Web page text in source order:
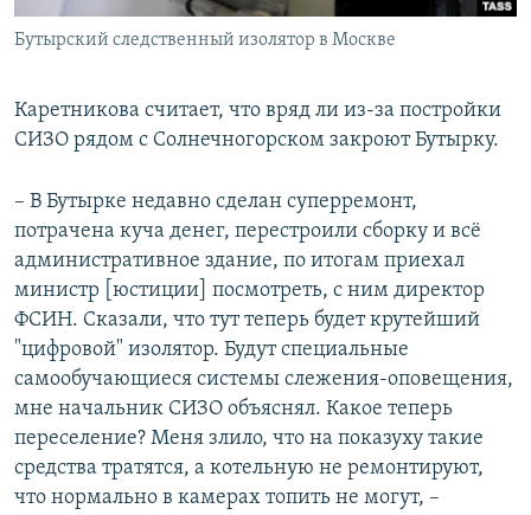
Бутырский следственный изолятор в Москве
Каретникова считает, что вряд ли из-за постройки
СИЗО рядом с Солнечногорском закроют Бутырку.
– В Бутырке недавно сделан суперремонт,
потрачена куча денег, перестроили сборку и всё
административное здание, по итогам приехал
министр [юстиции] посмотреть, с ним директор
ФСИН. Сказали, что тут теперь будет крутейший
"цифровой" изолятор. Будут специальные
самообучающиеся системы слежения-оповещения,
мне начальник СИЗО объяснял. Какое теперь
переселение? Меня злило, что на показуху такие
средства тратятся, а котельную не ремонтируют,
что нормально в камерах топить не могут, –